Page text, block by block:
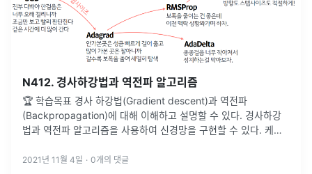
N412. 경사하강법과 역전파 알고리즘
🏆 학습목표 경사 하강법(Gradient descent)과 역전파
(Backpropagation)에 대해 이해하고 설명할 수 있다. 경사하강
법과 역전파 알고리즘을 사용하여 신경망을 구현할 수 있다. 케라
2021년 11월 4일 · 0개의 댓글